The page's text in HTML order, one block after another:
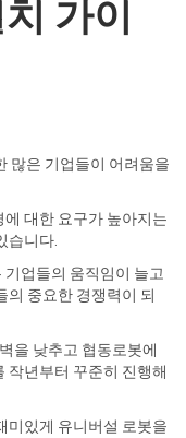
가이
많은 기업들이 어려움을
대한 요구가 높아지는
습니다.
업들의 움직임이 늘고
의 중요한 경쟁력이 되
을 낮추고 협동로봇에
작년부터 꾸준히 진행해
미있게 유니버설 로봇을